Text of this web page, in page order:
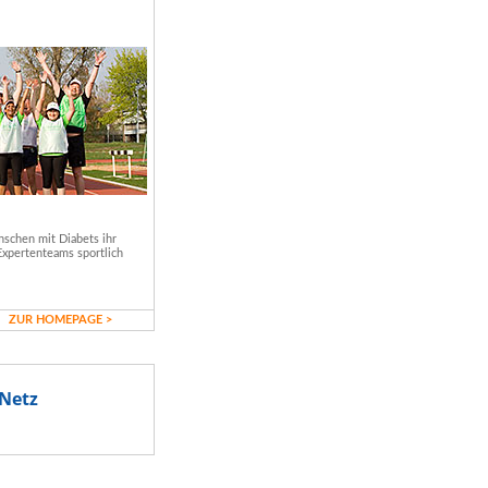
mit Diabets ihr
sportlich
ZUR HOMEPAGE >